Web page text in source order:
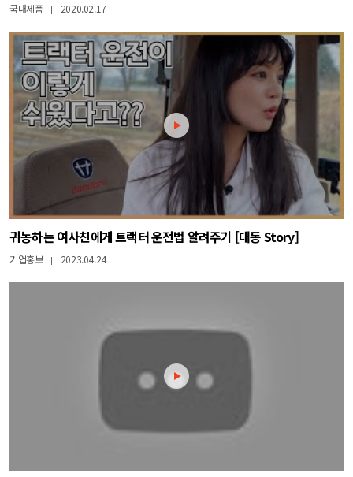
국내제품 | 2020.02.17
귀농하는 여사친에게 트랙터 운전법 알려주기 [대동 Story]
기업홍보 | 2023.04.24